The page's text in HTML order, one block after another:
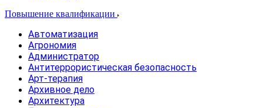
Повышение квалификации
Автоматизация
Агрономия
Администратор
Антитеррористическая безопасность
Арт-терапия
Архивное дело
Архитектура